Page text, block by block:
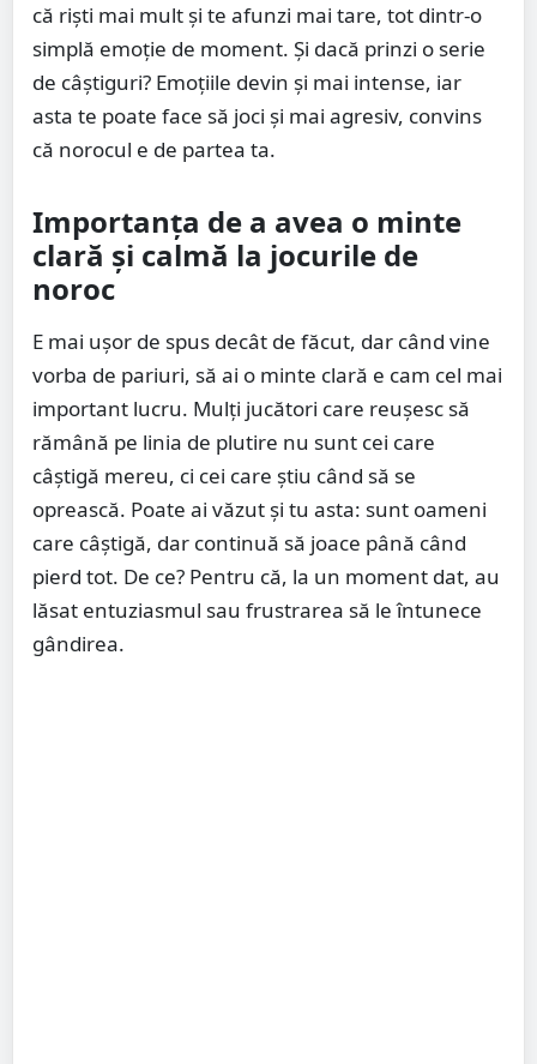
că riști mai mult și te afunzi mai tare, tot dintr-o
simplă emoție de moment. Și dacă prinzi o serie
de câștiguri? Emoțiile devin și mai intense, iar
asta te poate face să joci și mai agresiv, convins
că norocul e de partea ta.
Importanța de a avea o minte
clară și calmă la jocurile de
noroc
E mai ușor de spus decât de făcut, dar când vine
vorba de pariuri, să ai o minte clară e cam cel mai
important lucru. Mulți jucători care reușesc să
rămână pe linia de plutire nu sunt cei care
câștigă mereu, ci cei care știu când să se
oprească. Poate ai văzut și tu asta: sunt oameni
care câștigă, dar continuă să joace până când
pierd tot. De ce? Pentru că, la un moment dat, au
lăsat entuziasmul sau frustrarea să le întunece
gândirea.